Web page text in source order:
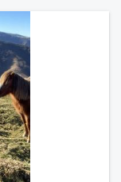
soit. Si votre
ou de
perdrons
vous
sur la
ce sera